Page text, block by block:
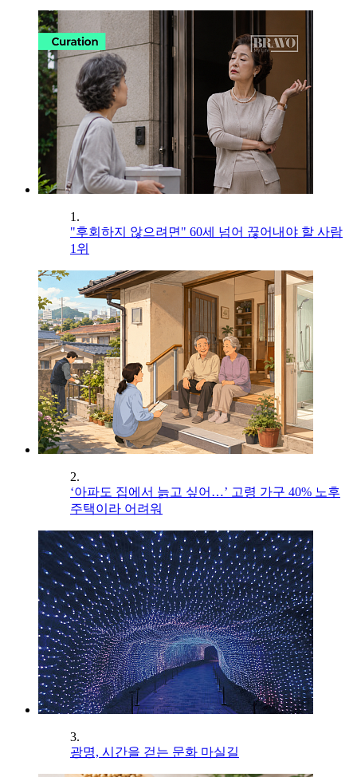
1.
"후회하지 않으려면" 60세 넘어 끊어내야 할 사람
1위
2.
‘아파도 집에서 늙고 싶어…’ 고령 가구 40% 노후
주택이라 어려워
3.
광명, 시간을 걷는 문화 마실길